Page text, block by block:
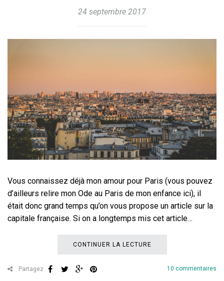
24 septembre 2017
Vous connaissez déjà mon amour pour Paris (vous pouvez
d’ailleurs relire mon Ode au Paris de mon enfance ici), il
était donc grand temps qu’on vous propose un article sur la
capitale française. Si on a longtemps mis cet article…
CONTINUER LA LECTURE
10 commentaires
Partagez